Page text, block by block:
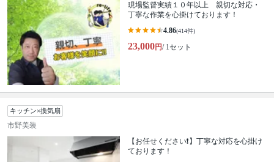
現場監督実績１０年以上 親切な対応・
丁寧な作業を心掛けております！
4.86(414件)
23,000円/ 1セット
キッチン×換気扇
市野美装
【お任せください❗️】丁寧な対応を心掛け
ております！